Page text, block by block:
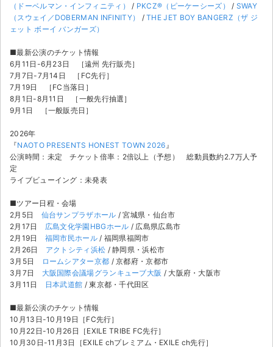
（ドーベルマン・インフィニティ）
/ PKCZ®（ピーケーシーズ） / SWAY
（スウェイ／DOBERMAN INFINITY）
/THE JET BOY BANGERZ（ザ ジ
ェット ボーイ バンガーズ）
■最新公演のチケット情報
6月11日-6月23日 ［遠州 先行販売］
7月7日-7月14日 ［FC先行］
7月19日 ［FC当落日］
8月1日-8月11日 ［一般先行抽選］
9月1日 ［一般販売日］
2026年
『NAOTO PRESENTS HONEST TOWN 2026 』
公演時間：未定 チケット倍率：2倍以上（予想） 総動員数約2.7万人予
定
ライブビューイング：未発表
■ツアー日程・会場
2月5日 仙台サンプラザホール / 宮城県・仙台市
2月17日 広島文化学園HBGホール / 広島県広島市
2月19日 福岡市民ホール/ 福岡県福岡市
2月26日 アクトシティ浜松 / 静岡県・浜松市
3月5日
ロームシアター京都 / 京都府・京都市
3月7日 大阪国際会議場グランキューブ大阪 / 大阪府・大阪市
3月11日
日本武道館 / 東京都・千代田区
■最新公演のチケット情報
10月13日-10月19日［FC先行］
10月22日-10月26日［EXILE TRIBE FC先行］
10月30日-11月3日［EXILE chプレミアム・EXILE ch先行］